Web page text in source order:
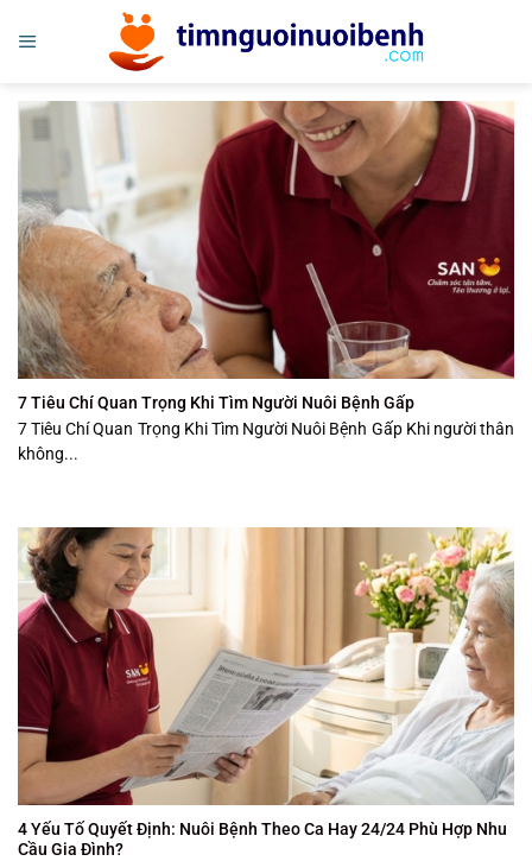
qua
dung
7 Tiêu Chí Quan Trọng Khi Tìm Người Nuôi Bệnh Gấp
7 Tiêu Chí Quan Trọng Khi Tìm Người Nuôi Bệnh Gấp Khi người thân
không...
4 Yếu Tố Quyết Định: Nuôi Bệnh Theo Ca Hay 24/24 Phù Hợp Nhu
Cầu Gia Đình?